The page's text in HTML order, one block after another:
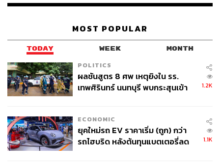
MOST POPULAR
TODAY WEEK MONTH
POLITICS
ผลชันสูตร 8 ศพ เหตุยิงใน รร.
เทพศิรินทร์ นนทบุรี พบกระสุนเข้า
1.2K
ECONOMIC
ยุคใหม่รถ EV ราคาเริ่ม (ถูก) กว่า
รถไฮบริด หลังต้นทุนแบตเตอรี่ลด
1.1K